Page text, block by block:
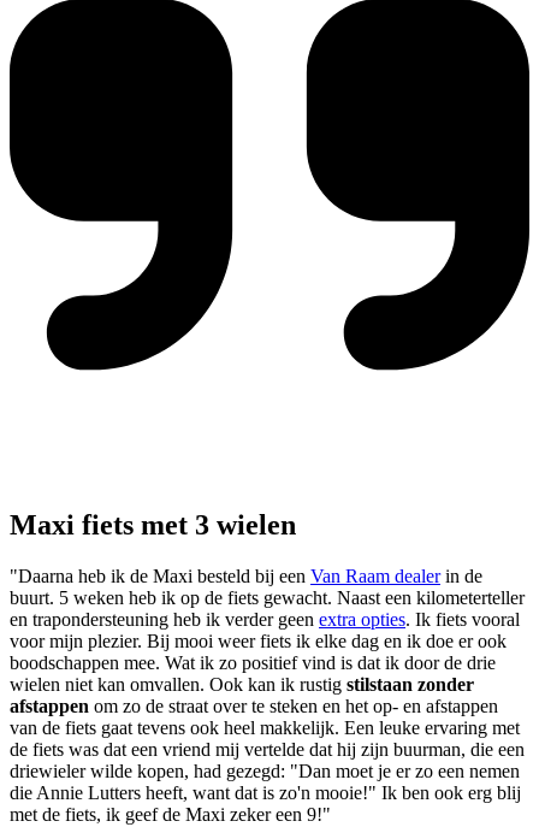
Maxi fiets met 3 wielen
"Daarna heb ik de Maxi besteld bij een Van Raam dealerin de
buurt. 5 weken heb ik op de fiets gewacht. Naast een kilometerteller
en trapondersteuning heb ik verder geen extra opties. Ik fiets vooral
voor mijn plezier. Bij mooi weer fiets ik elke dag en ik doe er ook
boodschappen mee. Wat ik zo positief vind is dat ik door de drie
wielen niet kan omvallen. Ook kan ik rustig stilstaan zonder
afstappen om zo de straat over te steken en het op- en afstappen
van de fiets gaat tevens ook heel makkelijk. Een leuke ervaring met
de fiets was dat een vriend mij vertelde dat hij zijn buurman, die een
driewieler wilde kopen, had gezegd: "Dan moet je er zo een nemen
die Annie Lutters heeft, want dat is zo'n mooie!" Ik ben ook erg blij
met de fiets, ik geef de Maxi zeker een 9!"